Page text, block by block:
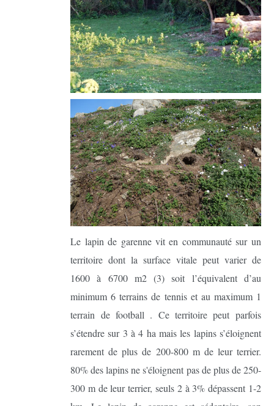
Le lapin de garenne vit en communauté sur un
territoire dont la surface vitale peut varier de
1600 à 6700 m2 (3) soit l’équivalent d’au
minimum 6 terrains de tennis et au maximum 1
terrain de football . Ce territoire peut parfois
s’étendre sur 3 à 4 ha mais les lapins s’éloignent
rarement de plus de 200-800 m de leur terrier.
80% des lapins ne s'éloignent pas de plus de 250-
300 m de leur terrier, seuls 2 à 3% dépassent 1-2